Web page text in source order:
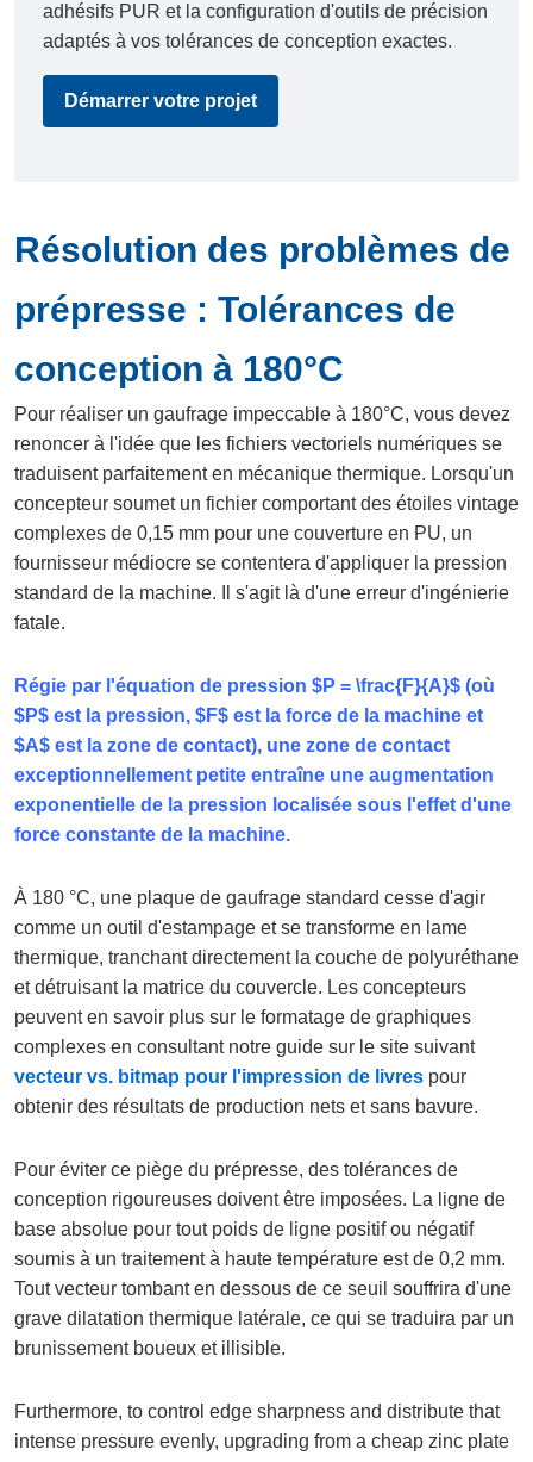
adhésifs PUR et la configuration d'outils de précision
adaptés à vos tolérances de conception exactes.
Démarrer votre projet
Résolution des problèmes de
prépresse : Tolérances de
conception à 180°C
Pour réaliser un gaufrage impeccable à 180°C, vous devez
renoncer à l'idée que les fichiers vectoriels numériques se
traduisent parfaitement en mécanique thermique. Lorsqu'un
concepteur soumet un fichier comportant des étoiles vintage
complexes de 0,15 mm pour une couverture en PU, un
fournisseur médiocre se contentera d'appliquer la pression
standard de la machine. Il s'agit là d'une erreur d'ingénierie
fatale.
Régie par l'équation de pression $P = \frac{F}{A}$ (où
$P$ est la pression, $F$ est la force de la machine et
$A$ est la zone de contact), une zone de contact
exceptionnellement petite entraîne une augmentation
exponentielle de la pression localisée sous l'effet d'une
force constante de la machine.
À 180 °C, une plaque de gaufrage standard cesse d'agir
comme un outil d'estampage et se transforme en lame
thermique, tranchant directement la couche de polyuréthane
et détruisant la matrice du couvercle. Les concepteurs
peuvent en savoir plus sur le formatage de graphiques
complexes en consultant notre guide sur le site suivant
vecteur vs. bitmap pour l'impression de livres pour
obtenir des résultats de production nets et sans bavure.
Pour éviter ce piège du prépresse, des tolérances de
conception rigoureuses doivent être imposées. La ligne de
base absolue pour tout poids de ligne positif ou négatif
soumis à un traitement à haute température est de 0,2 mm.
Tout vecteur tombant en dessous de ce seuil souffrira d'une
grave dilatation thermique latérale, ce qui se traduira par un
brunissement boueux et illisible.
Furthermore, to control edge sharpness and distribute that
intense pressure evenly, upgrading from a cheap zinc plate